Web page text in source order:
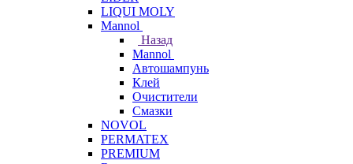
LIQUI MOLY
Mannol
Назад
Mannol
Автошампунь
Клей
Очистители
Смазки
NOVOL
PERMATEX
PREMIUM